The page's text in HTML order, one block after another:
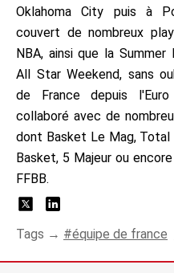
Oklahoma City puis à
couvert de nombreux
NBA, ainsi que la
All Star Weekend, sans
de France depuis
collaboré avec de
dont Basket Le Mag, Total
Basket, 5 Majeur ou
FFBB.
Tags → équipe de france